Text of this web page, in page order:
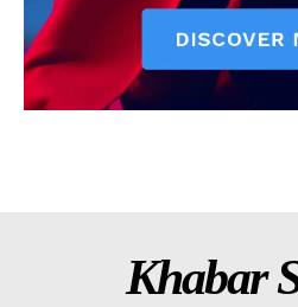
Khabar